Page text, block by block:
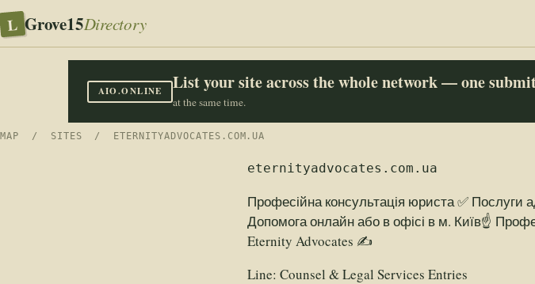
L Grove15Directory
AIO.ONLINE List your site across the whole network — one
at the same time.
MAP / SITES / ETERNITYADVOCATES.COM.UA
eternityadvocates.com.ua
Професійна консультація юриста ✅
Допомога онлайн або в офісі в м. Київ☝
Eternity Advocates ✍
Line: Counsel & Legal Services Entries